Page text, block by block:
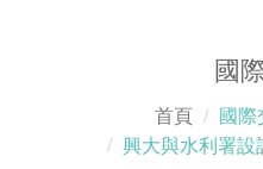
國
首頁 國際
興大與水利署設